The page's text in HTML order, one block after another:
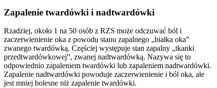
Zapalenie twardówki i nadtwardówki
Rzadziej, około 1 na 50 osób z RZS może odczuwać ból i
zaczerwienienie oka z powodu stanu zapalnego „białka oka”
zwanego twardówką. Częściej występuje stan zapalny „tkanki
przedtwardówkowej”, zwanej nadtwardówką. Nazywa się to
odpowiednio zapaleniem twardówki lub zapaleniem nadtwardówki.
Zapalenie nadtwardówki powoduje zaczerwienienie i ból oka, ale
jest mniej bolesne niż zapalenie twardówki.